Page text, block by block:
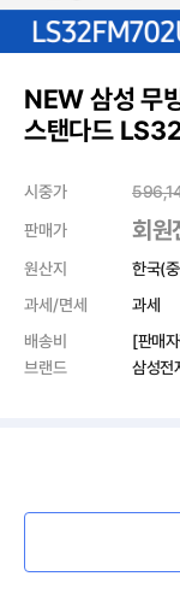
NEW 삼성 무
스탠다드
시중가
판매가
회원
원산지
한국(
과세/면세
과세
배송비
[판매
브랜드
삼성전